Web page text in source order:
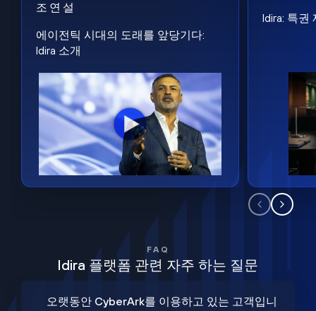
조연설
에이전틱 시대의 도래를 앞당기다:
Idira 소개
Idira: 특권
FAQ
Idira 플랫폼 관련 자주 하는 질문
오랫동안 CyberArk를 이용하고 있는 고객입니